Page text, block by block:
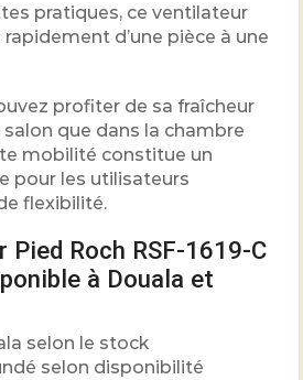
pratiques, ce ventilateur
d’une pièce à une
profiter de sa fraîcheur
que dans la chambre
mobilité constitue un
pour les utilisateurs
flexibilité.
Roch RSF-1619-C
à Douala et
selon le stock
selon disponibilité